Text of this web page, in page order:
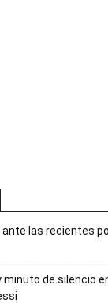
ante las recientes
de silencio